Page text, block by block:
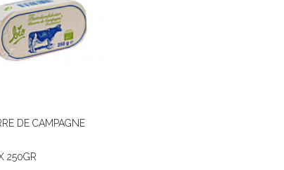
DE CAMPAGNE
250GR